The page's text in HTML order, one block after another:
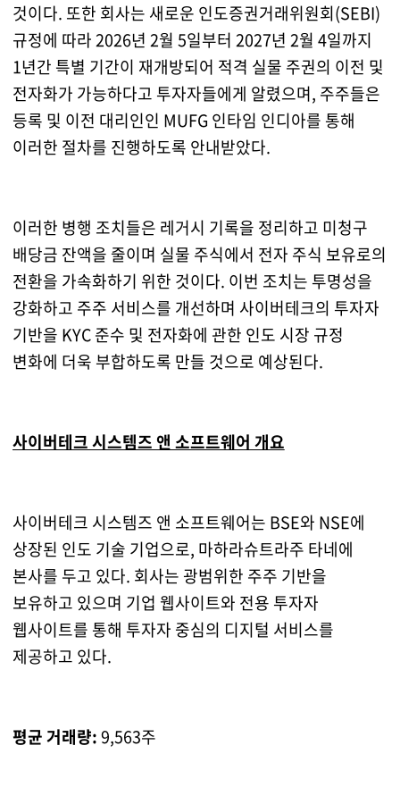
것이다. 또한 회사는 새로운 인도증권거래위원회(SEBI)
규정에 따라 2026년 2월 5일부터 2027년 2월 4일까지
1년간 특별 기간이 재개방되어 적격 실물 주권의 이전 및
전자화가 가능하다고 투자자들에게 알렸으며, 주주들은
등록 및 이전 대리인인 MUFG 인타임 인디아를 통해
이러한 절차를 진행하도록 안내받았다.
이러한 병행 조치들은 레거시 기록을 정리하고 미청구
배당금 잔액을 줄이며 실물 주식에서 전자 주식 보유로의
전환을 가속화하기 위한 것이다. 이번 조치는 투명성을
강화하고 주주 서비스를 개선하며 사이버테크의 투자자
기반을 KYC 준수 및 전자화에 관한 인도 시장 규정
변화에 더욱 부합하도록 만들 것으로 예상된다.
사이버테크 시스템즈 앤 소프트웨어 개요
사이버테크 시스템즈 앤 소프트웨어는 BSE와 NSE에
상장된 인도 기술 기업으로, 마하라슈트라주 타네에
본사를 두고 있다. 회사는 광범위한 주주 기반을
보유하고 있으며 기업 웹사이트와 전용 투자자
웹사이트를 통해 투자자 중심의 디지털 서비스를
제공하고 있다.
평균 거래량:9,563주